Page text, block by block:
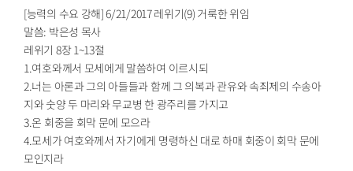
[능력의 수요 강해] 6/21/2017 레위기(9) 거룩한 위임
말씀: 박은성 목사
레위기 8장 1~13절
1.여호와께서 모세에게 말씀하여 이르시되
2.너는 아론과 그의 아들들과 함께 그 의복과 관유와 속죄제의 수송아
지와 숫양 두 마리와 무교병 한 광주리를 가지고
3.온 회중을 회막 문에 모으라
4.모세가 여호와께서 자기에게 명령하신 대로 하매 회중이 회막 문에
모인지라